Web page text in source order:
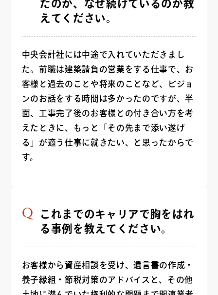
たのか、なぜ続けているのか教
えてください。
中央会計社には中途で入れていただきまし
た。前職は建築請負の営業をする仕事で、お
客様と過去のことや将来のことなど、ビジョ
ンのお話をする時間は多かったのですが、半
面、工事完了後のお客様との付き合い方を考
えたときに、もっと「その先まで添い遂げ
る」が適う仕事に就きたい、と思ったからで
す。
これまでのキャリアで胸をはれ
る事例を教えてください。
お客様から資産相談を受け、遺言書の作成・
養子縁組・節税対策のアドバイスと、その他